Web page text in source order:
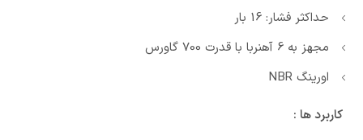
حداکثر فشار: 16 بار
مجهز به 6 آهنربا با قدرت 700 گاورس
اورینگ NBR
کاربرد ها :